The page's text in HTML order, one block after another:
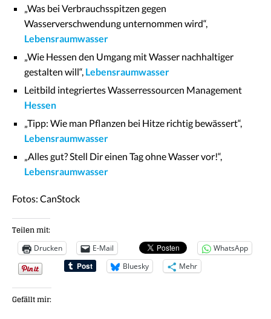
„Was bei Verbrauchsspitzen gegen
Wasserverschwendung unternommen wird“,
Lebensraumwasser
„Wie Hessen den Umgang mit Wasser nachhaltiger
gestalten will“, Lebensraumwasser
Leitbild integriertes Wasserressourcen Management
Hessen
„Tipp: Wie man Pflanzen bei Hitze richtig bewässert“,
Lebensraumwasser
„Alles gut? Stell Dir einen Tag ohne Wasser vor!“,
Lebensraumwasser
Fotos: CanStock
Teilen mit:
Drucken E-Mail
WhatsApp
Bluesky
Mehr
Gefällt mir: